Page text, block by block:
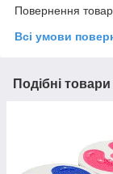
Повернення
Всі умови
Подібні товари